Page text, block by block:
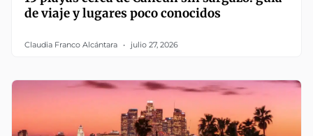
de viaje y lugares poco conocidos
Claudia Franco Alcántara julio 27, 2026